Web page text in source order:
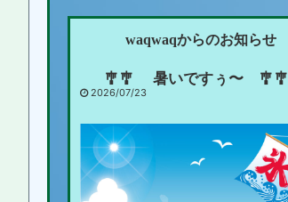
waqwaqからのお知らせ
🎐🎐 暑いですぅ〜 🎐🎐
2026/07/23